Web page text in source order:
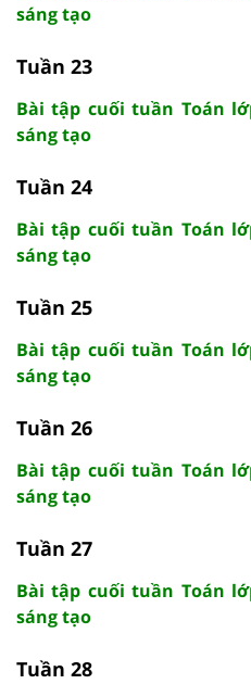
sáng tạo
Tuần 23
Bài tập cuối tuần Toán
sáng tạo
Tuần 24
Bài tập cuối tuần Toán
sáng tạo
Tuần 25
Bài tập cuối tuần Toán
sáng tạo
Tuần 26
Bài tập cuối tuần Toán
sáng tạo
Tuần 27
Bài tập cuối tuần Toán
sáng tạo
Tuần 28